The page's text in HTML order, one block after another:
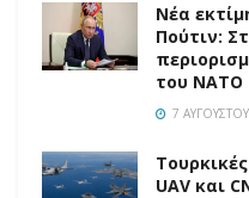
Νέα
Πούτιν:
του ΝΑΤΟ
7
UAV και